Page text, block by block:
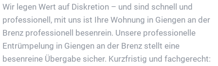
Wir legen Wert auf Diskretion – und sind schnell und
professionell, mit uns ist Ihre Wohnung in Giengen an der
Brenz professionell besenrein. Unsere professionelle
Entrümpelung in Giengen an der Brenz stellt eine
besenreine Übergabe sicher. Kurzfristig und fachgerecht: